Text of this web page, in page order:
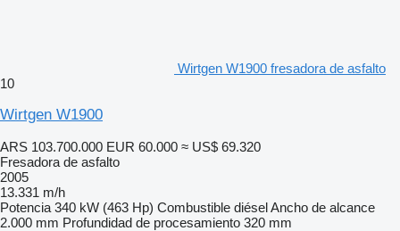
Wirtgen W1900 fresadora de asfalto
10
Wirtgen W1900
ARS 103.700.000 EUR 60.000 ≈ US$ 69.320
Fresadora de asfalto
2005
13.331 m/h
Potencia 340 kW (463 Hp) Combustible diéselAncho de alcance
2.000 mm Profundidad de procesamiento 320 mm